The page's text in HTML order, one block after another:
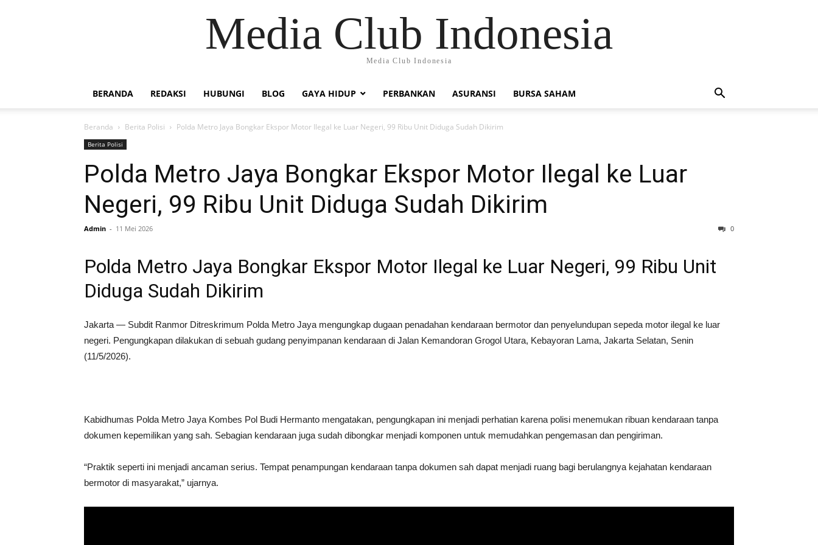
Media Club Indonesia
Media Club Indonesia
BERANDA REDAKSI HUBUNGI BLOG GAYA HIDUP PERBANKAN ASURANSI BURSA SAHAM
Beranda Berita Polisi Polda Metro Jaya Bongkar Ekspor Motor Ilegal ke Luar Negeri, 99 Ribu Unit Diduga Sudah Dikirim
Berita Polisi
Polda Metro Jaya Bongkar Ekspor Motor Ilegal ke Luar
Negeri, 99 Ribu Unit Diduga Sudah Dikirim
Admin - 11 Mei 2026 0
Polda Metro Jaya Bongkar Ekspor Motor Ilegal ke Luar Negeri, 99 Ribu Unit
Diduga Sudah Dikirim
Jakarta — Subdit Ranmor Ditreskrimum Polda Metro Jaya mengungkap dugaan penadahan kendaraan bermotor dan penyelundupan sepeda motor ilegal ke luar
negeri. Pengungkapan dilakukan di sebuah gudang penyimpanan kendaraan di Jalan Kemandoran Grogol Utara, Kebayoran Lama, Jakarta Selatan, Senin
(11/5/2026).
Kabidhumas Polda Metro Jaya Kombes Pol Budi Hermanto mengatakan, pengungkapan ini menjadi perhatian karena polisi menemukan ribuan kendaraan tanpa
dokumen kepemilikan yang sah. Sebagian kendaraan juga sudah dibongkar menjadi komponen untuk memudahkan pengemasan dan pengiriman.
“Praktik seperti ini menjadi ancaman serius. Tempat penampungan kendaraan tanpa dokumen sah dapat menjadi ruang bagi berulangnya kejahatan kendaraan
bermotor di masyarakat,” ujarnya.